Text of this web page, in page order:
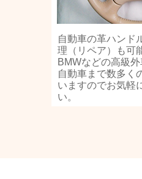
自動車の革ハンド
理（リペア）も可
BMWなどの高級
自動車まで数多く
いますのでお気軽
い。